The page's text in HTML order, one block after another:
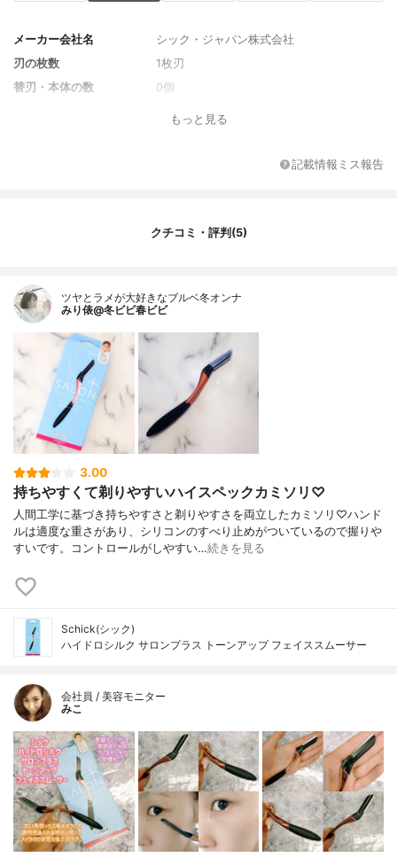
メーカー会社名
シック・ジャパン株式会社
刃の枚数
1枚刃
替刃・本体の数
0個
もっと見る
記載情報ミス報告
クチコミ・評判(5)
ツヤとラメが大好きなブルベ冬オンナ
みり俵@冬ビビ春ビビ
3.00
持ちやすくて剃りやすいハイスペックカミソリ♡
人間工学に基づき持ちやすさと剃りやすさを両立したカミソリ♡ハンド
ルは適度な重さがあり、シリコンのすべり止めがついているので握りや
すいです。コントロールがしやすい…続きを見る
Schick(シック)
ハイドロシルク サロンプラス トーンアップ フェイススムーサー
会社員 / 美容モニター
みこ